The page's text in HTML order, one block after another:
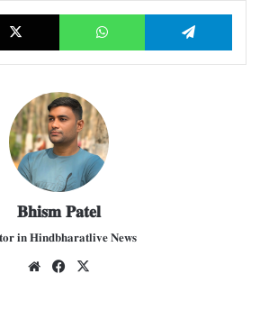
X WhatsApp
𝐁𝐡𝐢𝐬𝐦 𝐏𝐚𝐭𝐞𝐥
𝐢𝐧 𝐇𝐢𝐧𝐝𝐛𝐡𝐚𝐫𝐚𝐭𝐥𝐢𝐯𝐞 𝐍𝐞𝐰𝐬
We
Fac